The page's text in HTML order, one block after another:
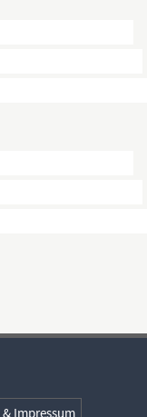
Impressum